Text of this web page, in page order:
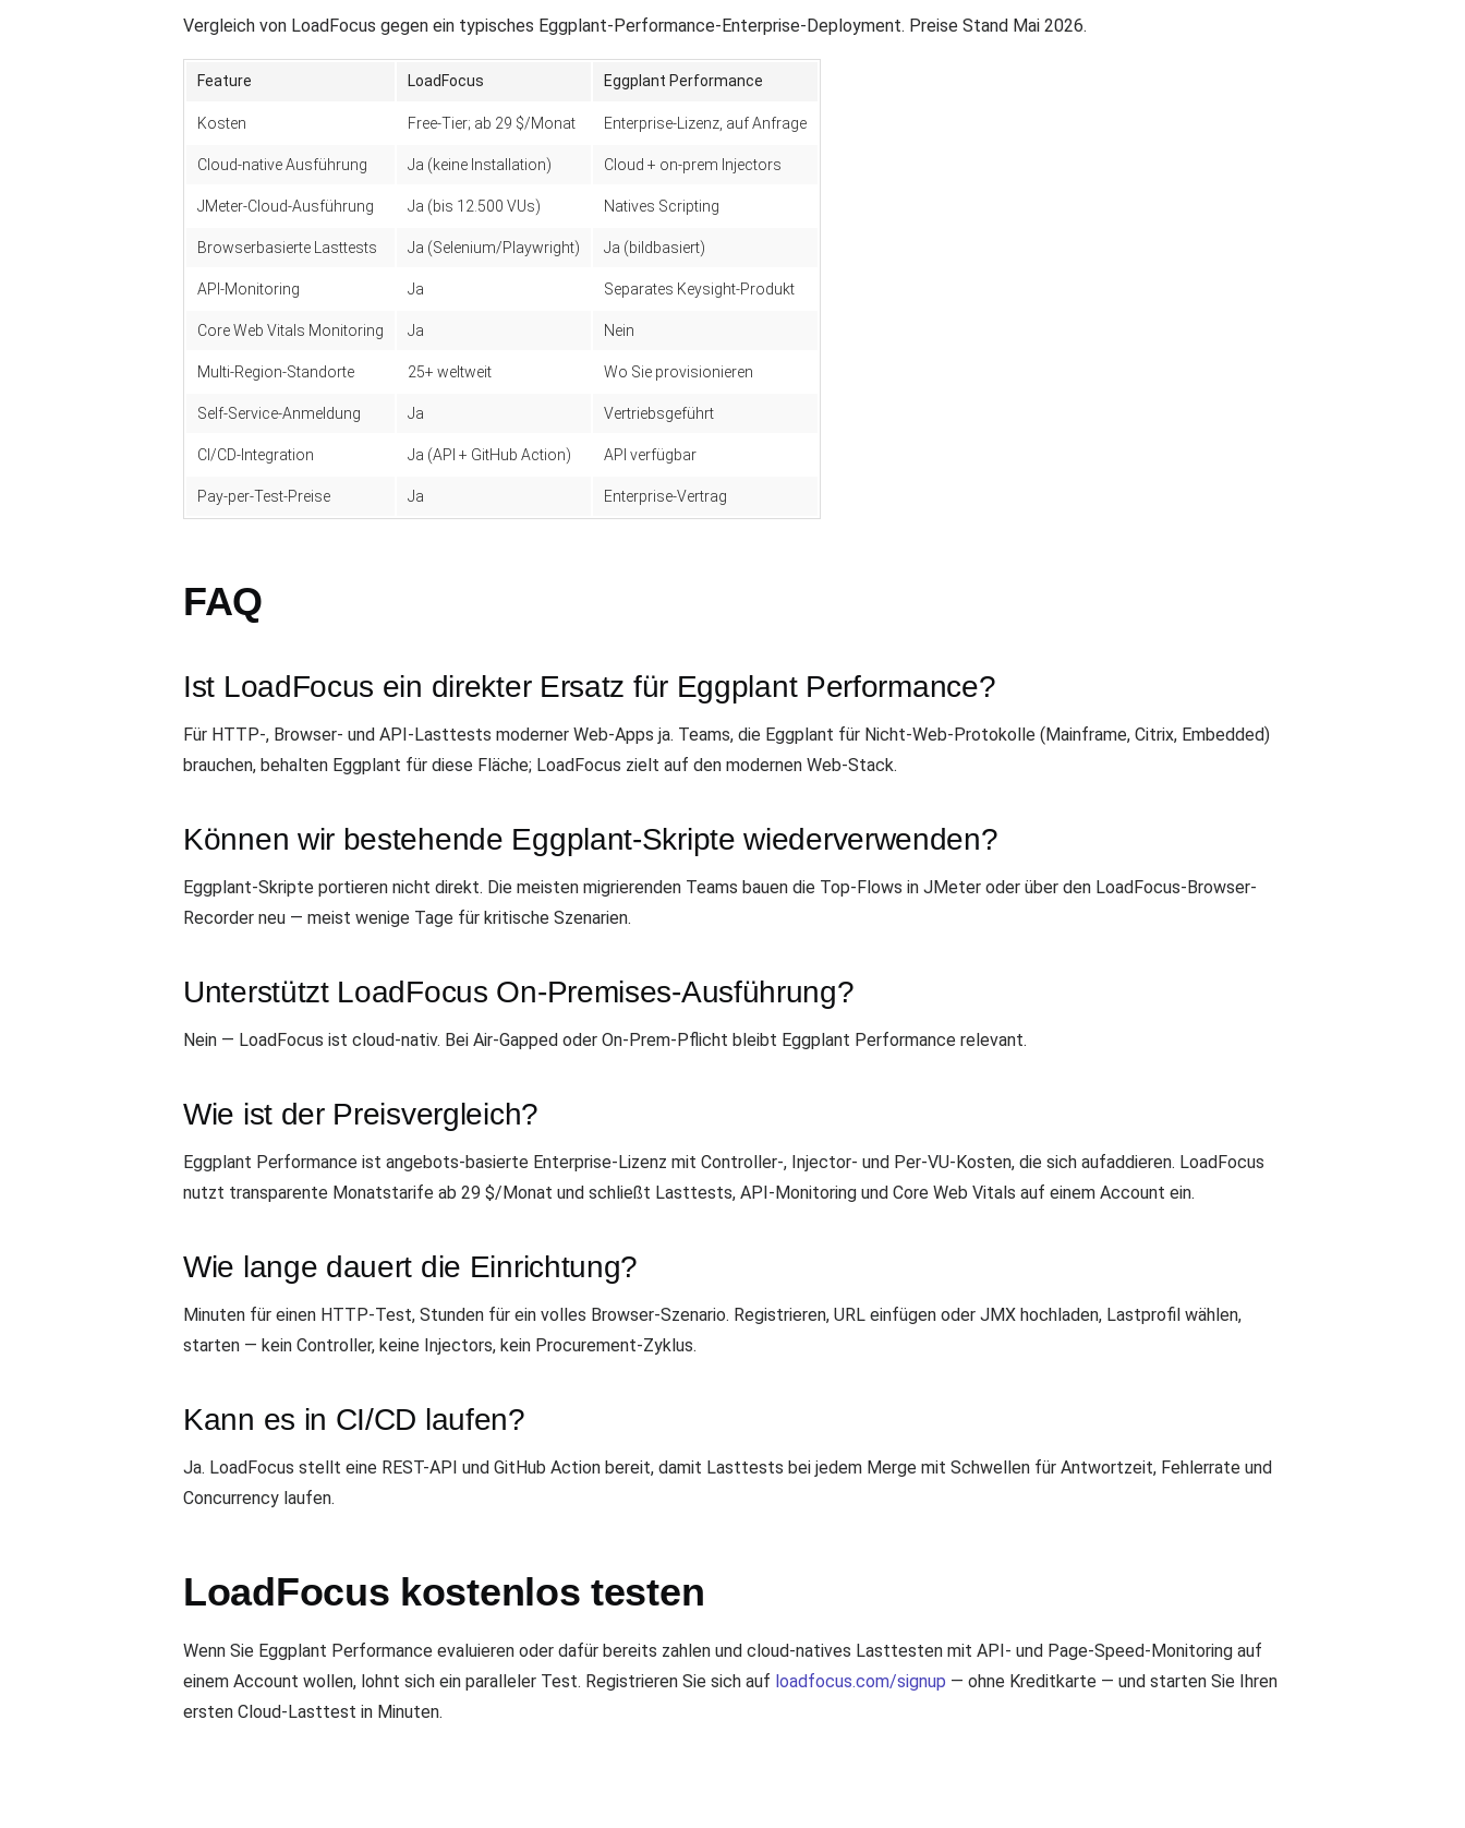
Vergleich von LoadFocus gegen ein typisches Eggplant-Performance-Enterprise-Deployment. Preise Stand Mai 2026.
Feature LoadFocus Eggplant Performance
Kosten Free-Tier; ab 29 $/Monat Enterprise-Lizenz, auf Anfrage
Cloud-native Ausführung Ja (keine Installation) Cloud + on-prem Injectors
JMeter-Cloud-Ausführung Ja (bis 12.500 VUs) Natives Scripting
Browserbasierte Lasttests Ja (Selenium/Playwright) Ja (bildbasiert)
API-Monitoring Ja Separates Keysight-Produkt
Core Web Vitals Monitoring Ja Nein
Multi-Region-Standorte 25+ weltweit Wo Sie provisionieren
Self-Service-Anmeldung Ja Vertriebsgeführt
CI/CD-Integration Ja (API + GitHub Action) API verfügbar
Pay-per-Test-Preise Ja Enterprise-Vertrag
FAQ
Ist LoadFocus ein direkter Ersatz für Eggplant Performance?
Für HTTP-, Browser- und API-Lasttests moderner Web-Apps ja. Teams, die Eggplant für Nicht-Web-Protokolle (Mainframe, Citrix, Embedded)
brauchen, behalten Eggplant für diese Fläche; LoadFocus zielt auf den modernen Web-Stack.
Können wir bestehende Eggplant-Skripte wiederverwenden?
Eggplant-Skripte portieren nicht direkt. Die meisten migrierenden Teams bauen die Top-Flows in JMeter oder über den LoadFocus-Browser-
Recorder neu — meist wenige Tage für kritische Szenarien.
Unterstützt LoadFocus On-Premises-Ausführung?
Nein — LoadFocus ist cloud-nativ. Bei Air-Gapped oder On-Prem-Pflicht bleibt Eggplant Performance relevant.
Wie ist der Preisvergleich?
Eggplant Performance ist angebots-basierte Enterprise-Lizenz mit Controller-, Injector- und Per-VU-Kosten, die sich aufaddieren. LoadFocus
nutzt transparente Monatstarife ab 29 $/Monat und schließt Lasttests, API-Monitoring und Core Web Vitals auf einem Account ein.
Wie lange dauert die Einrichtung?
Minuten für einen HTTP-Test, Stunden für ein volles Browser-Szenario. Registrieren, URL einfügen oder JMX hochladen, Lastprofil wählen,
starten — kein Controller, keine Injectors, kein Procurement-Zyklus.
Kann es in CI/CD laufen?
Ja. LoadFocus stellt eine REST-API und GitHub Action bereit, damit Lasttests bei jedem Merge mit Schwellen für Antwortzeit, Fehlerrate und
Concurrency laufen.
LoadFocus kostenlos testen
Wenn Sie Eggplant Performance evaluieren oder dafür bereits zahlen und cloud-natives Lasttesten mit API- und Page-Speed-Monitoring auf
einem Account wollen, lohnt sich ein paralleler Test. Registrieren Sie sich auf loadfocus.com/signup — ohne Kreditkarte — und starten Sie Ihren
ersten Cloud-Lasttest in Minuten.